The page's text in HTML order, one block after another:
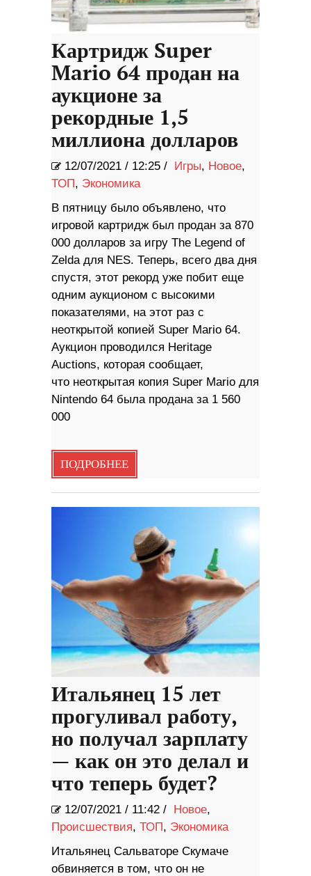
Картридж Super
Mario 64 продан на
аукционе за
рекордные 1,5
миллиона долларов
12/07/2021 / 12:25 / Игры, Новое,
ТОП, Экономика
В пятницу было объявлено, что
игровой картридж был продан за 870
000 долларов за игру The Legend of
Zelda для NES. Теперь, всего два дня
спустя, этот рекорд уже побит еще
одним аукционом с высокими
показателями, на этот раз с
неоткрытой копией Super Mario 64.
Аукцион проводился Heritage
Auctions, которая сообщает,
что неоткрытая копия Super Mario для
Nintendo 64 была продана за 1 560
000
ПОДРОБНЕЕ
Итальянец 15 лет
прогуливал работу,
но получал зарплату
— как он это делал и
что теперь будет?
12/07/2021 / 11:42 / Новое,
Происшествия, ТОП, Экономика
Итальянец Сальваторе Скумаче
обвиняется в том, что он не